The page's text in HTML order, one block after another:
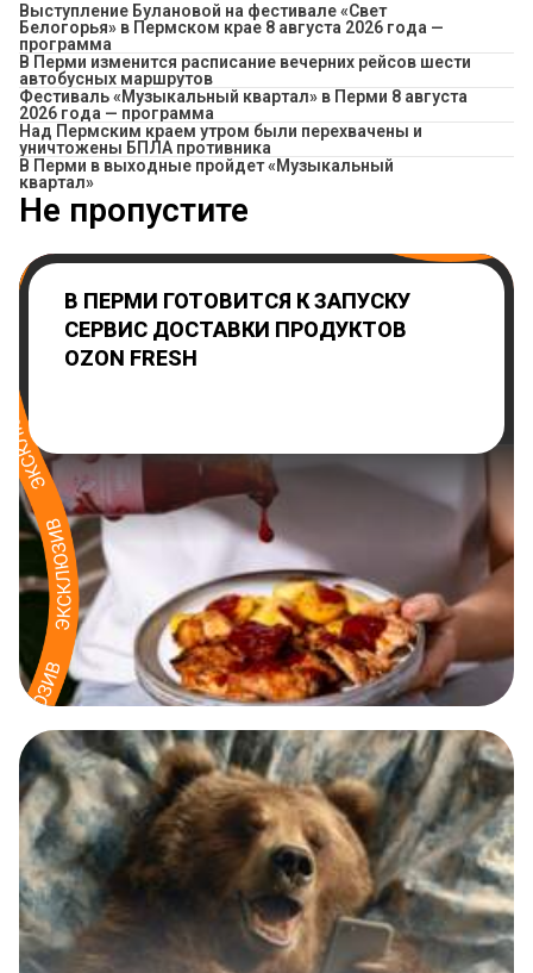
Выступление Булановой на фестивале «Свет
Белогорья» в Пермском крае 8 августа 2026 года —
программа
​В Перми изменится расписание вечерних рейсов шести
автобусных маршрутов
Фестиваль «Музыкальный квартал» в Перми 8 августа
2026 года — программа
Над Пермским краем утром были перехвачены и
уничтожены БПЛА противника
В Перми в выходные пройдет «Музыкальный
квартал»
Не пропустите
В ПЕРМИ ГОТОВИТСЯ К ЗАПУСКУ
СЕРВИС ДОСТАВКИ ПРОДУКТОВ
OZON FRESH